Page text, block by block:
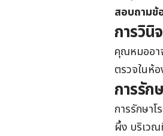
สอบถามข้
การวินิ
คุณหมออา
ตรวจในห้
การรัก
การรักษา
ผึ้ง บริเว